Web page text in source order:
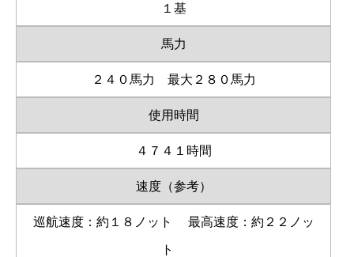
１基
馬力
２４０馬力 最大２８０馬力
使用時間
４７４１時間
速度（参考）
巡航速度：約１８ノット 最高速度：約２２ノッ
ト